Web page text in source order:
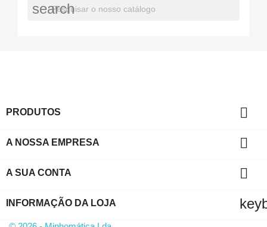
search
PRODUTOS 
A NOSSA EMPRESA 
A SUA CONTA 
INFORMAÇÃO DA LOJA